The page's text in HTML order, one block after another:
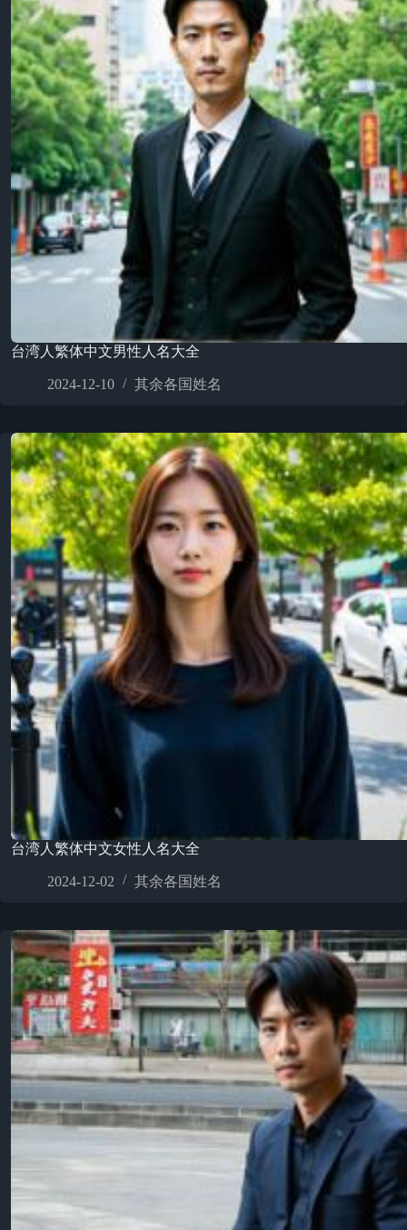
台湾人繁体中文男性人名大全
2024-12-10 其余各国姓名
台湾人繁体中文女性人名大全
2024-12-02 其余各国姓名